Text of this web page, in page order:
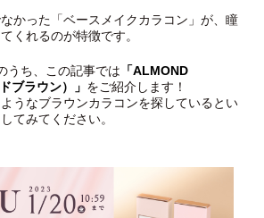
かった「ベースメイクカラコン」が、瞳
くれるのが特徴です。
うち、この記事では 「ALMOND
ブラウン）」 をご紹介します！
うなブラウンカラコンを探しているとい
てみてください。